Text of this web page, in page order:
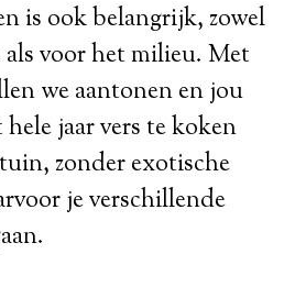
is ook belangrijk, zowel
voor het milieu. Met
we aantonen en jou
jaar vers te koken
zonder exotische
je verschillende